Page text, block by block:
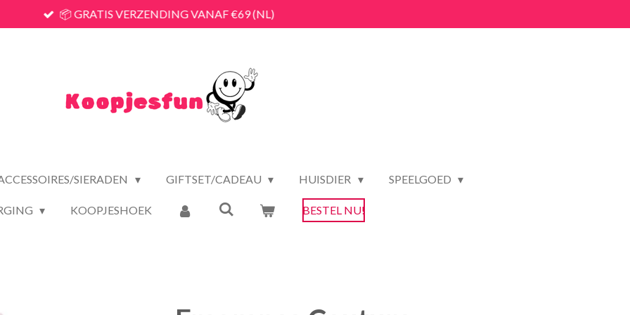
📦 GRATIS VERZENDING VANAF €69 (NL)
SIERADEN GIFTSET/CADEAU HUISDIER SPEELGOED
KOOPJESHOEK BESTEL NU!